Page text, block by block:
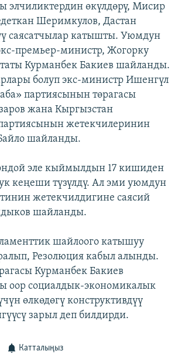
сайттары
элчиликтердин өкүлдөрү, Мисир
Шеримкулов, Дастан
саясатчылар катышты. Уюмдун
премьер-министр, Жогорку
Курманбек Бакиев шайланды.
болуп экс-министр Ишенгүл
партиясынын төрагасы
жана Кыргызстан
жетекчилеринин
шайланды.
эле кыймылдын 17 кишиден
кеңеши түзүлдү. Ал эми уюмдун
жетекчилдигине саясий
шайланды.
шайлоого катышуу
Резолюция кабыл алынды.
Курманбек Бакиев
оор социалдык-экономикалык
өлкөдөгү конструктивдүү
зарыл деп билдирди.
Катталыңыз